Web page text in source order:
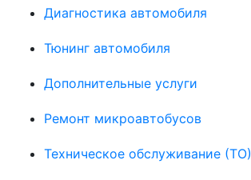
Диагностика автомобиля
Тюнинг автомобиля
Дополнительные услуги
Ремонт микроавтобусов
Техническое обслуживание (ТО)